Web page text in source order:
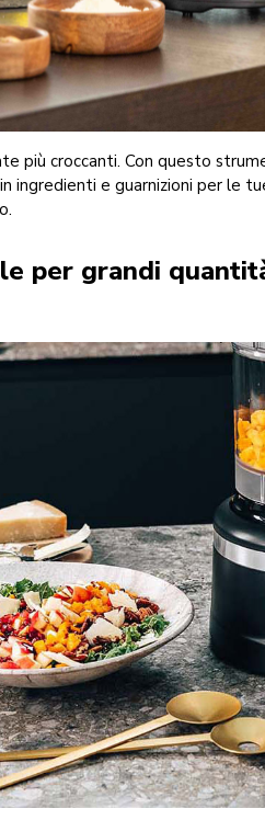
più croccanti. Con questo
ingredienti e guarnizioni per le
per grandi